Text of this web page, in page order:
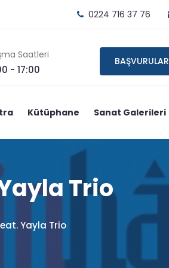
0224 716 37 76
Saatleri
- 17:00
BAŞVURULAR
Kütüphane Sanat Galerileri
Trio
Yayla Trio